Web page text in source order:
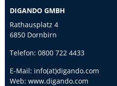
DIGANDO GMBH
Rathausplatz 4
6850 Dornbirn
Telefon: 0800 722 4433
E-Mail: info(at)digando.com
Web: www.digando.com